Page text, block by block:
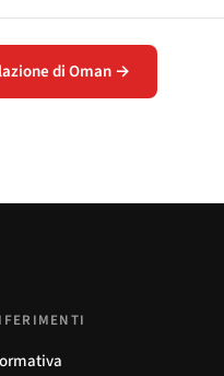
di Oman →